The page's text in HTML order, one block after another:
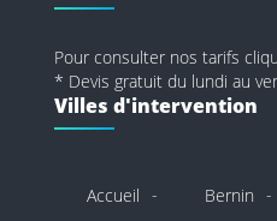
Pour consulter nos tarifs
* Devis gratuit du lundi au
Villes d'intervention
Accueil Bernin